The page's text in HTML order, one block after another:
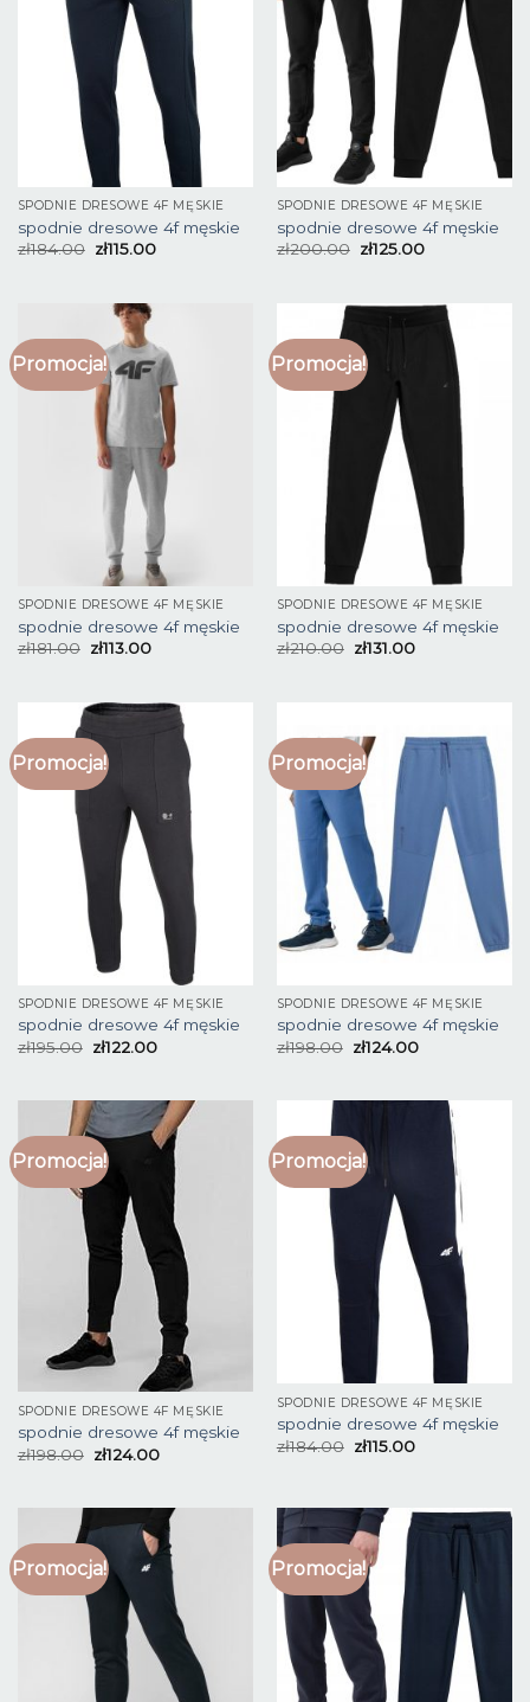
SPODNIE DRESOWE 4F MĘSKIE
spodnie dresowe 4f męskie
zł184.00 zł115.00
SPODNIE DRESOWE 4F MĘSKIE
spodnie dresowe 4f męskie
zł200.00 zł125.00
Promocja!
SPODNIE DRESOWE 4F MĘSKIE
spodnie dresowe 4f męskie
zł181.00 zł113.00
Promocja!
SPODNIE DRESOWE 4F MĘSKIE
spodnie dresowe 4f męskie
zł210.00 zł131.00
Promocja!
SPODNIE DRESOWE 4F MĘSKIE
spodnie dresowe 4f męskie
zł195.00 zł122.00
Promocja!
SPODNIE DRESOWE 4F MĘSKIE
spodnie dresowe 4f męskie
zł198.00 zł124.00
Promocja!
SPODNIE DRESOWE 4F MĘSKIE
spodnie dresowe 4f męskie
zł198.00 zł124.00
Promocja!
SPODNIE DRESOWE 4F MĘSKIE
spodnie dresowe 4f męskie
zł184.00 zł115.00
Promocja! Promocja!